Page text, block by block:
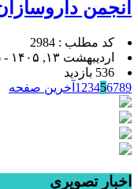
انجمن داروسازان
کد مطلب : 2984
اردیبهشت ۱۳, ۱۴۰۵ - 10:26 ق.ظ
536 بازدید
1 23456789 آخرین صفحه
اخبار تصویری